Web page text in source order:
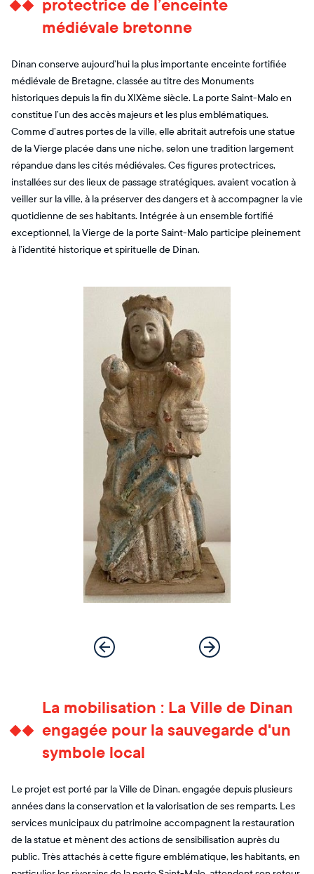
protectrice de l’enceinte
médiévale bretonne
Dinan conserve aujourd’hui la plus importante enceinte fortifiée
médiévale de Bretagne, classée au titre des Monuments
historiques depuis la fin du XIXème siècle. La porte Saint-Malo en
constitue l’un des accès majeurs et les plus emblématiques.
Comme d’autres portes de la ville, elle abritait autrefois une statue
de la Vierge placée dans une niche, selon une tradition largement
répandue dans les cités médiévales. Ces figures protectrices,
installées sur des lieux de passage stratégiques, avaient vocation à
veiller sur la ville, à la préserver des dangers et à accompagner la vie
quotidienne de ses habitants. Intégrée à un ensemble fortifié
exceptionnel, la Vierge de la porte Saint-Malo participe pleinement
à l’identité historique et spirituelle de Dinan.
La mobilisation : La Ville de Dinan
engagée pour la sauvegarde d'un
symbole local
Le projet est porté par la Ville de Dinan, engagée depuis plusieurs
années dans la conservation et la valorisation de ses remparts. Les
services municipaux du patrimoine accompagnent la restauration
de la statue et mènent des actions de sensibilisation auprès du
public. Très attachés à cette figure emblématique, les habitants, en